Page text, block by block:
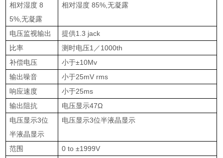
相对湿度 8
5%,无凝露
相对湿度 85%,无凝露
电压监视输出 提供1.3 jack
比率
测时电压1 ／1000th
补偿电压
小于±10Mv
输出噪音
小于25mV rms
响应速度
小于25ms
输出阻抗
电压显示47Ω
电压显示3位
半液晶显示
电压显示3位半液晶显示
范围
0 to ±1999V